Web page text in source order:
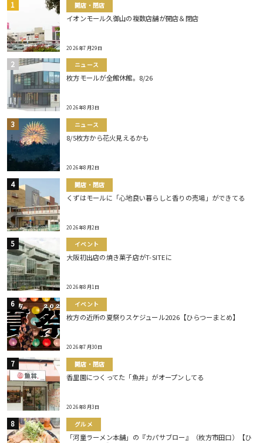
開店・閉店
イオンモール久御山の複数店舗が開店＆閉店
2026年7月29日
ニュース
枚方モールが全館休館。8/26
2026年8月3日
ニュース
8/5枚方から花火見えるかも
2026年8月2日
開店・閉店
くずはモールに「心地良い暮らしと香りの売場」ができてる
2026年8月2日
イベント
大阪初出店の焼き菓子店がT-SITEに
2026年8月1日
イベント
枚方の近所の夏祭りスケジュール2026【ひらつーまとめ】
2026年7月30日
開店・閉店
香里園につくってた「魚丼」がオープンしてる
2026年8月3日
グルメ
「河童ラーメン本舗」の『カパサブロー』（枚方市田口）【ひ